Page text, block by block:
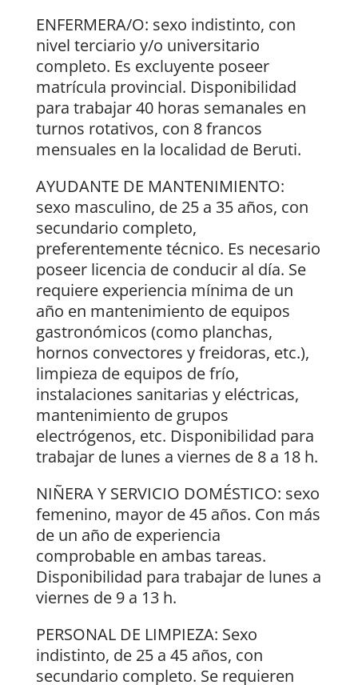
ENFERMERA/O: sexo indistinto, con
nivel terciario y/o universitario
completo. Es excluyente poseer
matrícula provincial. Disponibilidad
para trabajar 40 horas semanales en
turnos rotativos, con 8 francos
mensuales en la localidad de Beruti.
AYUDANTE DE MANTENIMIENTO:
sexo masculino, de 25 a 35 años, con
secundario completo,
preferentemente técnico. Es necesario
poseer licencia de conducir al día. Se
requiere experiencia mínima de un
año en mantenimiento de equipos
gastronómicos (como planchas,
hornos convectores y freidoras, etc.),
limpieza de equipos de frío,
instalaciones sanitarias y eléctricas,
mantenimiento de grupos
electrógenos, etc. Disponibilidad para
trabajar de lunes a viernes de 8 a 18 h.
NIÑERA Y SERVICIO DOMÉSTICO: sexo
femenino, mayor de 45 años. Con más
de un año de experiencia
comprobable en ambas tareas.
Disponibilidad para trabajar de lunes a
viernes de 9 a 13 h.
PERSONAL DE LIMPIEZA: Sexo
indistinto, de 25 a 45 años, con
secundario completo. Se requieren